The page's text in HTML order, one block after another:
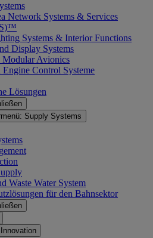
Network Systems & Services
Systems & Interior Functions
Display Systems
Modular Avionics
Engine Control Systeme
Lösungen
Supply Systems
Waste Water System
für den Bahnsektor
Innovation